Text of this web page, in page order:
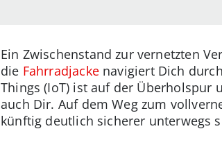
Ein Zwischenstand zur vernetzten
die Fahrradjackenavigiert Dich
Things (IoT) ist auf der
auch Dir. Auf dem Weg zum
künftig deutlich sicherer unterwegs